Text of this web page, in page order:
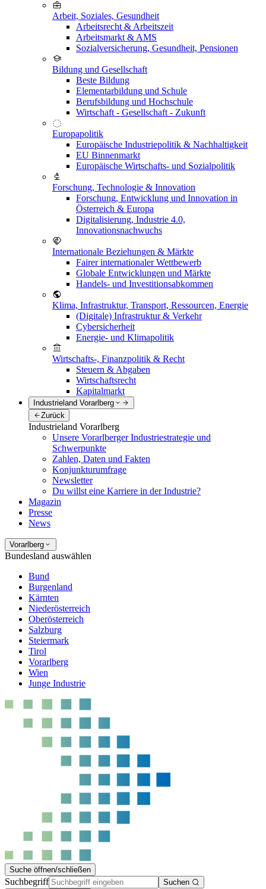
Arbeit, Soziales, Gesundheit
Arbeitsrecht & Arbeitszeit
Arbeitsmarkt & AMS
Sozialversicherung, Gesundheit, Pensionen
Bildung und Gesellschaft
Beste Bildung
Elementarbildung und Schule
Berufsbildung und Hochschule
Wirtschaft - Gesellschaft - Zukunft
Europapolitik
Europäische Industriepolitik & Nachhaltigkeit
EU Binnenmarkt
Europäische Wirtschafts- und Sozialpolitik
Forschung, Technologie & Innovation
Forschung, Entwicklung und Innovation in
Österreich & Europa
Digitalisierung, Industrie 4.0,
Innovationsnachwuchs
Internationale Beziehungen & Märkte
Fairer internationaler Wettbewerb
Globale Entwicklungen und Märkte
Handels- und Investitionsabkommen
Klima, Infrastruktur, Transport, Ressourcen, Energie
(Digitale) Infrastruktur & Verkehr
Cybersicherheit
Energie- und Klimapolitik
Wirtschafts-, Finanzpolitik & Recht
Steuern & Abgaben
Wirtschaftsrecht
Kapitalmarkt
Industrieland Vorarlberg
Zurück
Industrieland Vorarlberg
Unsere Vorarlberger Industriestrategie und
Schwerpunkte
Zahlen, Daten und Fakten
Konjunkturumfrage
Newsletter
Du willst eine Karriere in der Industrie?
Magazin
Presse
News
Vorarlberg
Bundesland auswählen
Bund
Burgenland
Kärnten
Niederösterreich
Oberösterreich
Salzburg
Steiermark
Tirol
Vorarlberg
Wien
Junge Industrie
Suche öffnen/schließen
Suchbegriff Suchen